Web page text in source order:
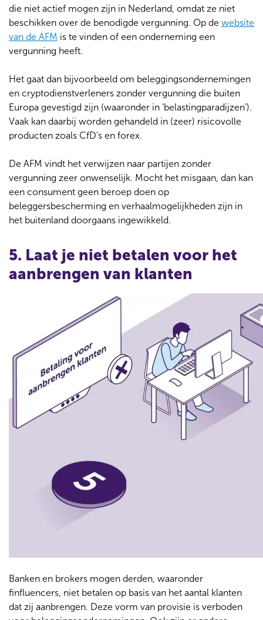
die niet actief mogen zijn in Nederland, omdat ze niet
beschikken over de benodigde vergunning. Op de website
van de AFM is te vinden of een onderneming een
vergunning heeft.
Het gaat dan bijvoorbeeld om beleggingsondernemingen
en cryptodienstverleners zonder vergunning die buiten
Europa gevestigd zijn (waaronder in ‘belastingparadijzen’).
Vaak kan daarbij worden gehandeld in (zeer) risicovolle
producten zoals CfD’s en forex.
De AFM vindt het verwijzen naar partijen zonder
vergunning zeer onwenselijk. Mocht het misgaan, dan kan
een consument geen beroep doen op
beleggersbescherming en verhaalmogelijkheden zijn in
het buitenland doorgaans ingewikkeld.
5. Laat je niet betalen voor het
aanbrengen van klanten
Banken en brokers mogen derden, waaronder
finfluencers, niet betalen op basis van het aantal klanten
dat zij aanbrengen. Deze vorm van provisie is verboden